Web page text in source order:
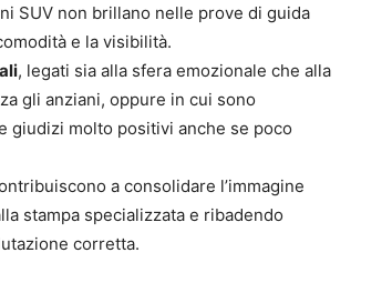
SUV non brillano nelle prove di guida
e la visibilità.
, legati sia alla sfera emozionale che alla
gli anziani, oppure in cui sono
giudizi molto positivi anche se poco
a consolidare l’immagine
stampa specializzata e ribadendo
corretta.